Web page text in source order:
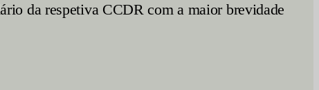
da respetiva CCDR com a maior brevidade